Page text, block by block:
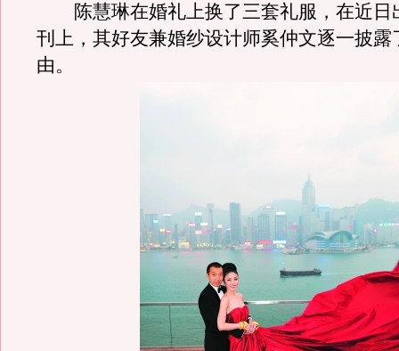
陈慧琳在婚礼上换了三套礼服，在近日
刊上，其好友兼婚纱设计师奚仲文逐一披露
由。